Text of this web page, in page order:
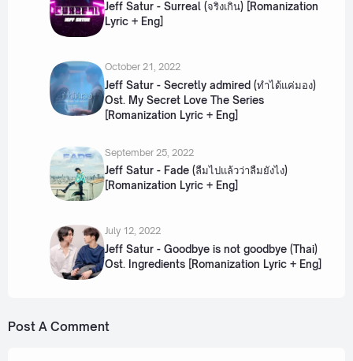
Jeff Satur - Surreal (จริงเกิน) [Romanization
Lyric + Eng]
October 21, 2022
Jeff Satur - Secretly admired (ทำได้แค่มอง)
Ost. My Secret Love The Series
[Romanization Lyric + Eng]
September 25, 2022
Jeff Satur - Fade (ลืมไปแล้วว่าลืมยังไง)
[Romanization Lyric + Eng]
July 12, 2022
Jeff Satur - Goodbye is not goodbye (Thai)
Ost. Ingredients [Romanization Lyric + Eng]
Post A Comment